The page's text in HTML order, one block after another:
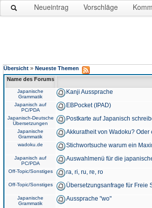
Neueintrag Vorschläge
Übersicht » Neueste Themen
Name des Forums
Japanische
Grammatik
Kanji Aussprache
Japanisch auf
PC/PDA
EBPocket (IPAD)
Japanisch-Deutsche
Übersetzungen
Postkarte auf Japanisch
Japanische
Grammatik
Akkuratheit von Wadoku?
wadoku.de Stichwortsuche warum ein
Japanisch auf
PC/PDA
Auswahlmenü für die
Off-Topic/Sonstiges ra, ri, ru, re, ro
Off-Topic/Sonstiges Übersetzungsanfrage für Freie
Japanische
Grammatik
Aussprache "wo"